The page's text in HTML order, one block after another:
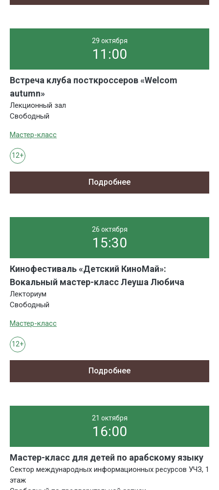
29 октября
11:00
Встреча клуба посткроссеров «Welcom
autumn»
Лекционный зал
Свободный
Мастер-класс
12+
Подробнее
26 октября
15:30
Кинофестиваль «Детский КиноМай»:
Вокальный мастер-класс Леуша Любича
Лекториум
Свободный
Мастер-класс
12+
Подробнее
21 октября
16:00
Мастер-класс для детей по арабскому языку
Сектор международных информационных ресурсов УЧЗ, 1
этаж